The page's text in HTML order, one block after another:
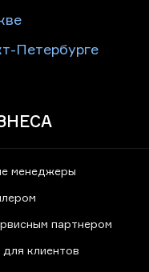
Петербурге
менеджеры
партнером
клиентов